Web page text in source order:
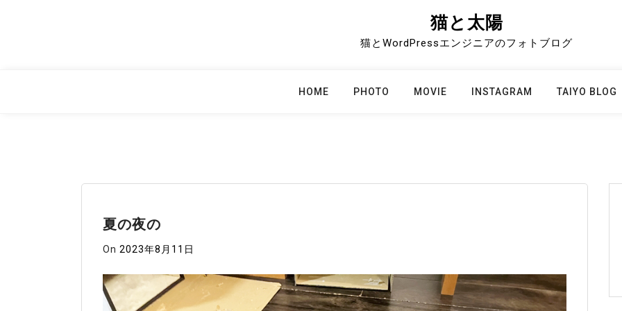
猫と太陽
猫とWordPressエンジニアのフォトブログ
HOME PHOTO MOVIE INSTAGRAM TAIYO BLOG
夏の夜の
On 2023年8月11日